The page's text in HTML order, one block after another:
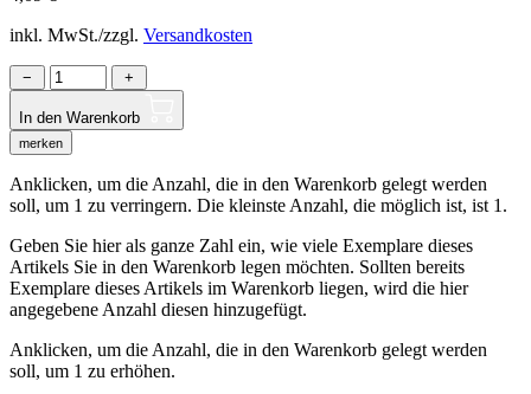
inkl. MwSt./zzgl. Versandkosten
− +
In den Warenkorb
merken
Anklicken, um die Anzahl, die in den Warenkorb gelegt werden
soll, um 1 zu verringern. Die kleinste Anzahl, die möglich ist, ist 1.
Geben Sie hier als ganze Zahl ein, wie viele Exemplare dieses
Artikels Sie in den Warenkorb legen möchten. Sollten bereits
Exemplare dieses Artikels im Warenkorb liegen, wird die hier
angegebene Anzahl diesen hinzugefügt.
Anklicken, um die Anzahl, die in den Warenkorb gelegt werden
soll, um 1 zu erhöhen.